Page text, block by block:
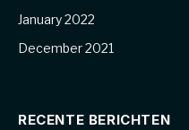
January 2022
December 2021
RECENTE BERICHTEN